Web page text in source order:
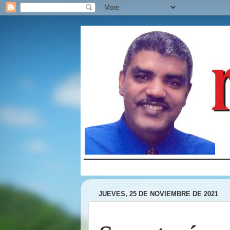
JUEVES, 25 DE NOVIEMBRE DE 2021